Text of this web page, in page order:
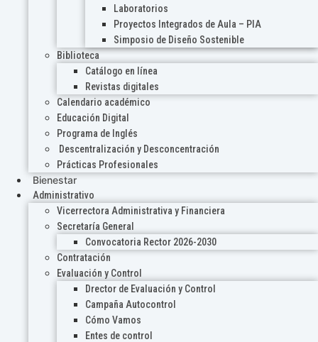
Laboratorios
Proyectos Integrados de Aula – PIA
Simposio de Diseño Sostenible
Biblioteca
Catálogo en línea
Revistas digitales
Calendario académico
Educación Digital
Programa de Inglés
Descentralización y Desconcentración
Prácticas Profesionales
Bienestar
Administrativo
Vicerrectora Administrativa y Financiera
Secretaría General
Convocatoria Rector 2026-2030
Contratación
Evaluación y Control
Drector de Evaluación y Control
Campaña Autocontrol
Cómo Vamos
Entes de control